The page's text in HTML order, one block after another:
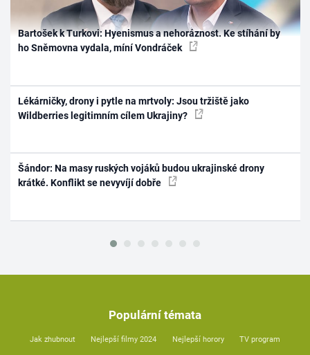
Bartošek k Turkovi: Hyenismus a nehoráznost. Ke stíhání by
ho Sněmovna vydala, míní Vondráček
Lékárničky, drony i pytle na mrtvoly: Jsou tržiště jako
Wildberries legitimním cílem Ukrajiny?
Šándor: Na masy ruských vojáků budou ukrajinské drony
krátké. Konflikt se nevyvíjí dobře
Populární témata
Jak zhubnout Nejlepší filmy 2024 Nejlepší horory TV program